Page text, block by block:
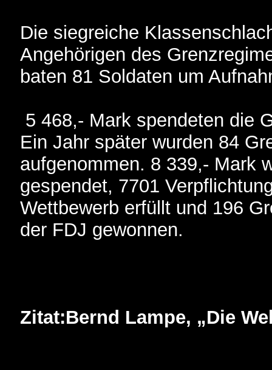
Die siegreiche
Angehörigen des
baten 81 Soldaten um
5 468,- Mark spendeten die
Ein Jahr später wurden 84
aufgenommen. 8 339,- Mark
gespendet, 7701
Wettbewerb erfüllt und 196
der FDJ gewonnen.
Zitat:Bernd Lampe, „Die